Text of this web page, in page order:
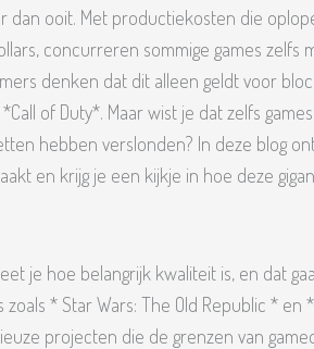
dan ooit. Met productiekosten die
concurreren sommige games zelfs
denken dat dit alleen geldt voor
of Duty*. Maar wist je dat zelfs
hebben verslonden? In deze blog
en krijg je een kijkje in hoe deze
je hoe belangrijk kwaliteit is, en dat
zoals * Star Wars: The Old Republic * en
projecten die de grenzen van